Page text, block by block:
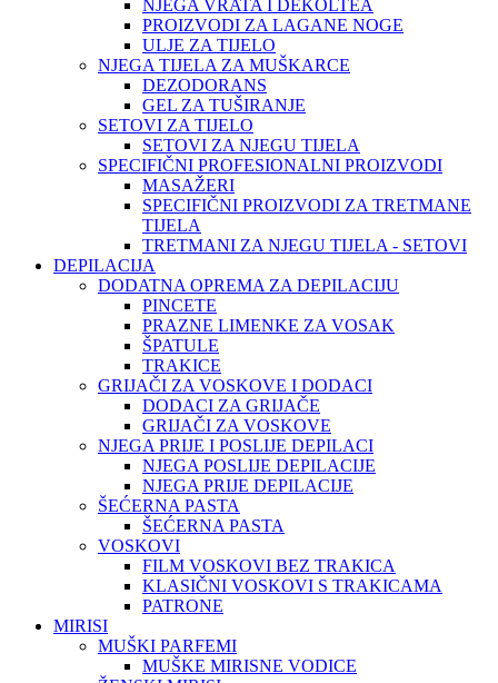
NJEGA VRATA I DEKOLTEA
PROIZVODI ZA LAGANE NOGE
ULJE ZA TIJELO
NJEGA TIJELA ZA MUŠKARCE
DEZODORANS
GEL ZA TUŠIRANJE
SETOVI ZA TIJELO
SETOVI ZA NJEGU TIJELA
SPECIFIČNI PROFESIONALNI PROIZVODI
MASAŽERI
SPECIFIČNI PROIZVODI ZA TRETMANE
TIJELA
TRETMANI ZA NJEGU TIJELA - SETOVI
DEPILACIJA
DODATNA OPREMA ZA DEPILACIJU
PINCETE
PRAZNE LIMENKE ZA VOSAK
ŠPATULE
TRAKICE
GRIJAČI ZA VOSKOVE I DODACI
DODACI ZA GRIJAČE
GRIJAČI ZA VOSKOVE
NJEGA PRIJE I POSLIJE DEPILACI
NJEGA POSLIJE DEPILACIJE
NJEGA PRIJE DEPILACIJE
ŠEĆERNA PASTA
ŠEĆERNA PASTA
VOSKOVI
FILM VOSKOVI BEZ TRAKICA
KLASIČNI VOSKOVI S TRAKICAMA
PATRONE
MIRISI
MUŠKI PARFEMI
MUŠKE MIRISNE VODICE